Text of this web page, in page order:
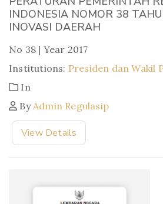
INDONESIA NOMOR 38
INOVASI DAERAH
No 38 | Year 2017
Institutions: Presiden dan Wakil
In
ByAdmin Regulasip
View Details